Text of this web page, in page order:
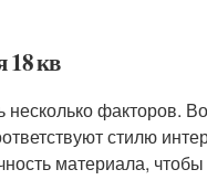
18 кв
несколько факторов.
стилю
материала,